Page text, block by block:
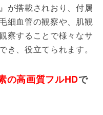
が搭載されおり、付属
細血管の観察や、肌観
察することで様々なサ
き、役立てられます。
の高画質フルHDで